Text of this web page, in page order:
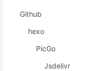
Github
hexo
PicGo
Jsdelivr